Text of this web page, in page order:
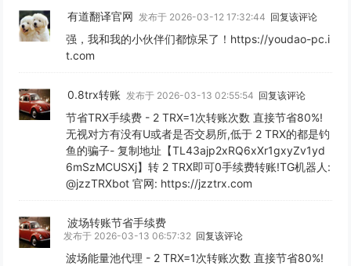
有道翻译官网 发布于 2026-03-12 17:32:44 回复该评论
强，我和我的小伙伴们都惊呆了！https://youdao-pc.i
t.com
0.8trx转账 发布于 2026-03-13 02:55:54 回复该评论
节省TRX手续费 - 2 TRX=1次转账次数 直接节省80%!
无视对方有没有U或者是否交易所,低于 2 TRX的都是钓
鱼的骗子- 复制地址【TL43ajp2xRQ6xXr1gxyZv1yd
6mSzMCUSXj】转 2 TRX即可0手续费转账!TG机器人:
@jzzTRXbot 官网: https://jzztrx.com
波场转账节省手续费
发布于 2026-03-13 06:57:32 回复该评论
波场能量池代理 - 2 TRX=1次转账次数 直接节省80%!